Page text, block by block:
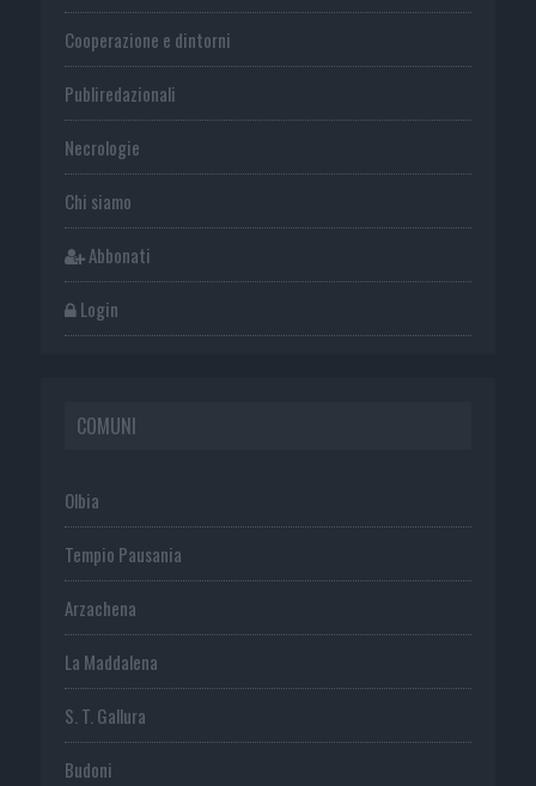
Cooperazione e dintorni
Publiredazionali
Necrologie
Chi siamo
Abbonati
Login
COMUNI
Olbia
Tempio Pausania
Arzachena
La Maddalena
S. T. Gallura
Budoni